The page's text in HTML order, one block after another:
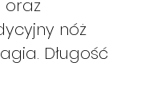
oraz
nóż
Długość